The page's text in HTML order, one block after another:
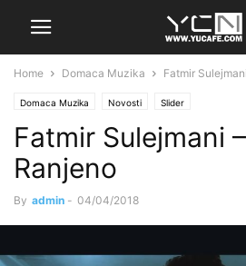
Home Domaca Muzika Fatmir
Domaca Muzika Novosti Slider
Fatmir Sulejmani
Ranjeno
By admin - 04/04/2018